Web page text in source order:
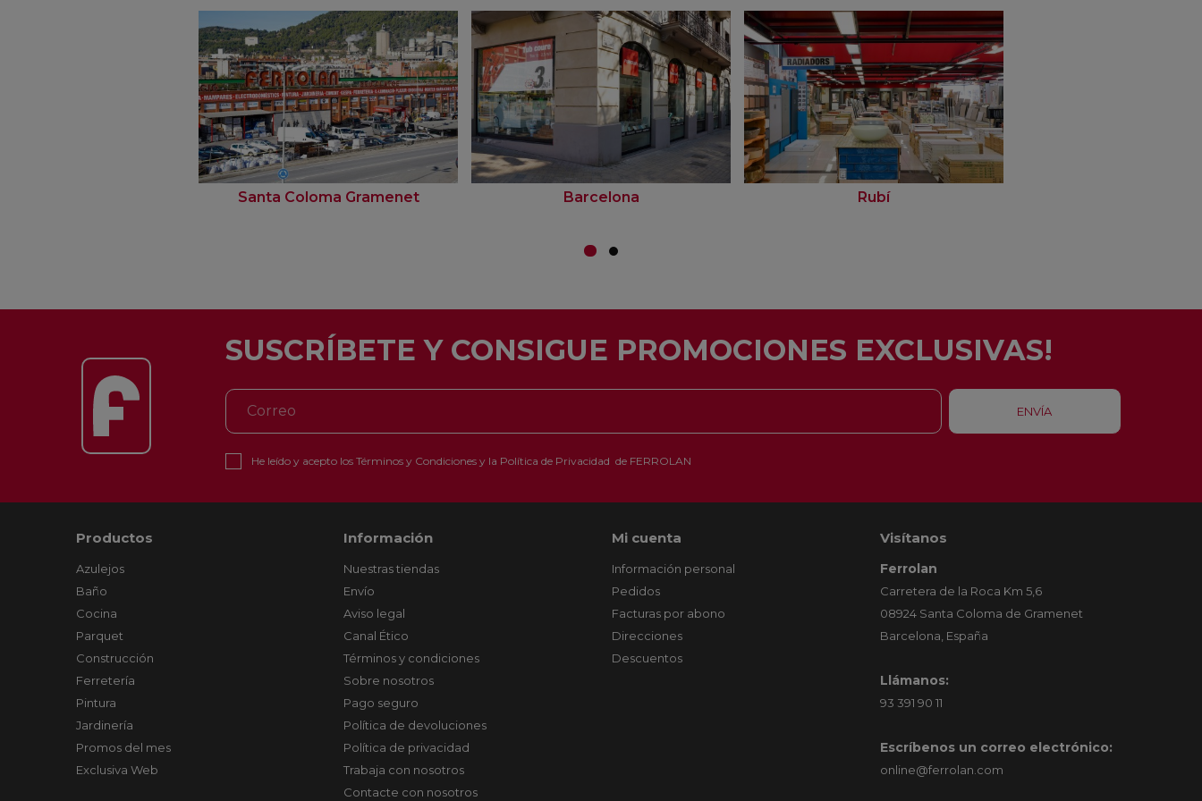
Santa Coloma Gramenet Barcelona Rubí
SUSCRÍBETE Y CONSIGUE PROMOCIONES EXCLUSIVAS!
He leído y acepto los Términos y Condicionesy la Política de Privacidad de FERROLAN
Productos
Azulejos
Baño
Cocina
Parquet
Construcción
Ferretería
Pintura
Jardinería
Promos del mes
Exclusiva Web
Información
Nuestras tiendas
Envío
Aviso legal
Canal Ético
Términos y condiciones
Sobre nosotros
Pago seguro
Política de devoluciones
Política de privacidad
Trabaja con nosotros
Contacte con nosotros
Mi cuenta
Información personal
Pedidos
Facturas por abono
Direcciones
Descuentos
Visítanos
Ferrolan
Carretera de la Roca Km 5,6
08924 Santa Coloma de Gramenet
Barcelona, España
Llámanos:
93 391 90 11
Escríbenos un correo electrónico:
online@ferrolan.com